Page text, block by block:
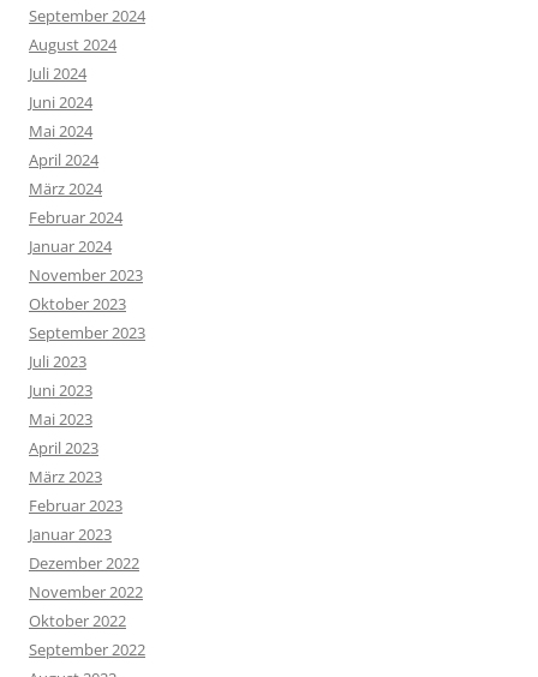
September 2024
August 2024
Juli 2024
Juni 2024
Mai 2024
April 2024
März 2024
Februar 2024
Januar 2024
November 2023
Oktober 2023
September 2023
Juli 2023
Juni 2023
Mai 2023
April 2023
März 2023
Februar 2023
Januar 2023
Dezember 2022
November 2022
Oktober 2022
September 2022